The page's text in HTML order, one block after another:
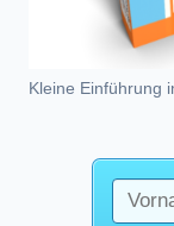
Kleine Einführung